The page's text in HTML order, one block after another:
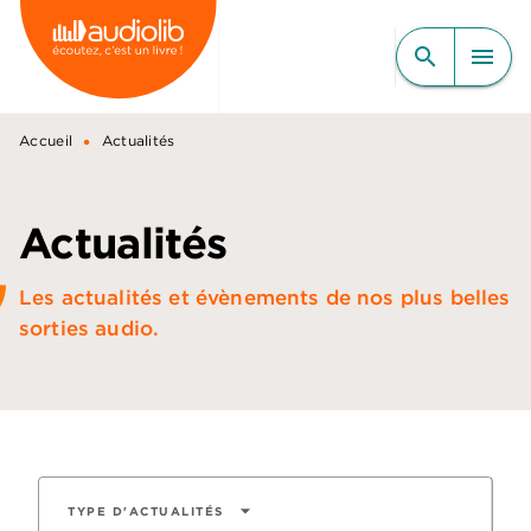
MENU RECHERCHE
CONTENU
PIED DE PAGE
search menu
Accueil • Actualités
Actualités
Les actualités et évènements de nos plus belles
sorties audio.
TYPE D'ACTUALITÉS arrow_drop_down